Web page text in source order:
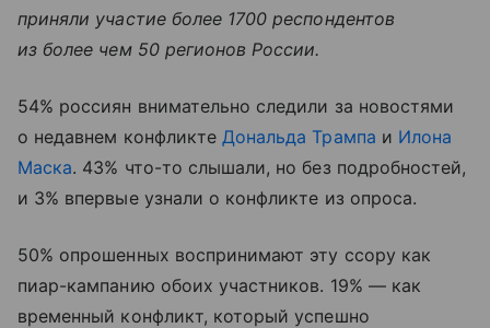
приняли участие более 1700 респондентов
из более чем 50 регионов России.
54% россиян внимательно следили за новостями
о недавнем конфликте Дональда Трампа и Илона
Маска. 43% что-то слышали, но без подробностей,
и 3% впервые узнали о конфликте из опроса.
50% опрошенных воспринимают эту ссору как
пиар-кампанию обоих участников. 19% —как
временный конфликт, который успешно